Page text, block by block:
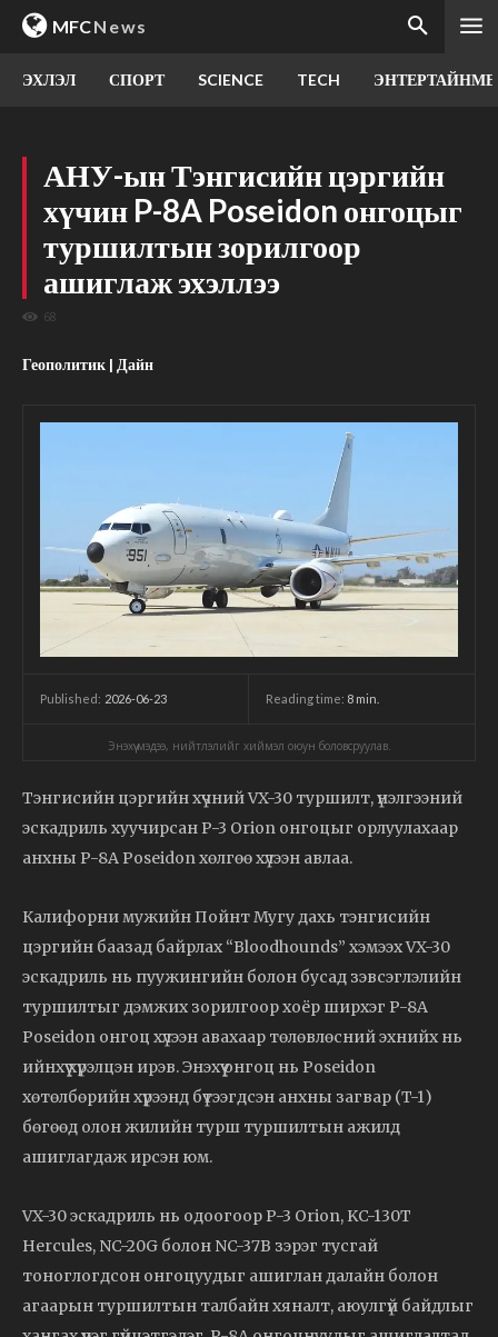
MFCNews
ЭХЛЭЛ СПОРТ SCIENCE TECH
АНУ-ын Тэнгисийн цэргийн
хүчин P-8A Poseidon онгоцыг
туршилтын зорилгоор
ашиглаж эхэллээ
68
Геополитик | Дайн
Published: 2026-06-23 Reading time: 8 min.
Энэхүү мэдээ, нийтлэлийг хиймэл оюун боловсруулав.
Тэнгисийн цэргийн хүчний VX-30 туршилт, үнэлгээний
эскадриль хуучирсан P-3 Orion онгоцыг орлуулахаар
анхны P-8A Poseidon хөлгөө хүлээн авлаа.
Калифорни мужийн Пойнт Мугу дахь тэнгисийн
цэргийн баазад байрлах “Bloodhounds” хэмээх VX-30
эскадриль нь пуужингийн болон бусад зэвсэглэлийн
туршилтыг дэмжих зорилгоор хоёр ширхэг P-8A
Poseidon онгоц хүлээн авахаар төлөвлөсний эхнийх нь
ийнхүү хүрэлцэн ирэв. Энэхүү онгоц нь Poseidon
хөтөлбөрийн хүрээнд бүтээгдсэн анхны загвар (T-1)
бөгөөд олон жилийн турш туршилтын ажилд
ашиглагдаж ирсэн юм.
VX-30 эскадриль нь одоогоор P-3 Orion, KC-130T
Hercules, NC-20G болон NC-37B зэрэг тусгай
тоноглогдсон онгоцуудыг ашиглан далайн болон
агаарын туршилтын талбайн хяналт, аюулгүй байдлыг